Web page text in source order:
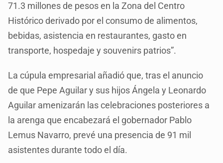
71.3 millones de pesos en la Zona del Centro
Histórico derivado por el consumo de alimentos,
bebidas, asistencia en restaurantes, gasto en
transporte, hospedaje y souvenirs patrios”.
La cúpula empresarial añadió que, tras el anuncio
de que Pepe Aguilar y sus hijos Ángela y Leonardo
Aguilar amenizarán las celebraciones posteriores a
la arenga que encabezará el gobernador Pablo
Lemus Navarro, prevé una presencia de 91 mil
asistentes durante todo el día.